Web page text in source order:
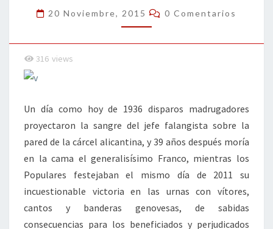
ANIVERSARIOS
20 Noviembre, 2015 Comentarios
0 Comentarios
316 views
Un día como hoy de 1936 disparos madrugadores
proyectaron la sangre del jefe falangista sobre la
pared de la cárcel alicantina, y 39 años después moría
en la cama el generalisísimo Franco, mientras los
Populares festejaban el mismo día de 2011 su
incuestionable victoria en las urnas con vítores,
cantos y banderas genovesas, de sabidas
consecuencias para los beneficiados y perjudicados